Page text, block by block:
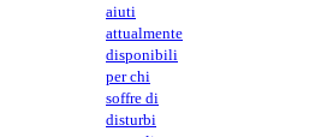
aiuti
attualmente
disponibili
per chi
soffre di
disturbi